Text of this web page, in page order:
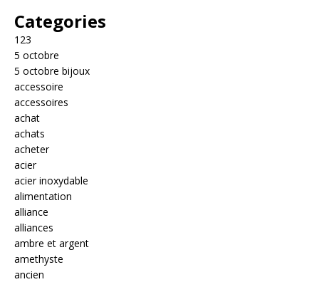
Categories
123
5 octobre
5 octobre bijoux
accessoire
accessoires
achat
achats
acheter
acier
acier inoxydable
alimentation
alliance
alliances
ambre et argent
amethyste
ancien